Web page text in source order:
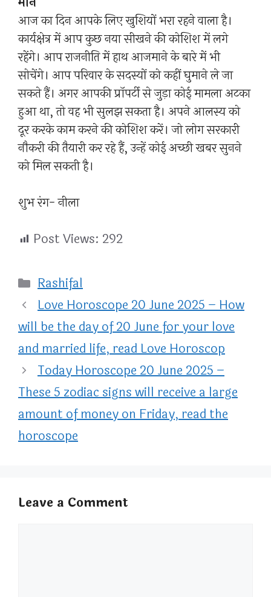
आज का दिन आपके लिए खुशियों भरा रहने वाला है।
कार्यक्षेत्र में आप कुछ नया सीखने की कोशिश में लगे
रहेंगे। आप राजनीति में हाथ आजमाने के बारे में भी
सोचेंगे। आप परिवार के सदस्यों को कहीं घुमाने ले जा
सकते हैं। अगर आपकी प्रॉपर्टी से जुड़ा कोई मामला अटका
हुआ था, तो वह भी सुलझ सकता है। अपने आलस्य को
दूर करके काम करने की कोशिश करें। जो लोग सरकारी
नौकरी की तैयारी कर रहे हैं, उन्हें कोई अच्छी खबर सुनने
को मिल सकती है।
शुभ रंग- नीला
Post Views: 292
Categories
Rashifal
Love Horoscope 20 June 2025 – How
will be the day of 20 June for your love
and married life, read Love Horoscop
Today Horoscope 20 June 2025 –
These 5 zodiac signs will receive a large
amount of money on Friday, read the
horoscope
Leave a Comment